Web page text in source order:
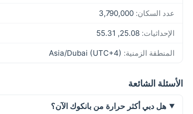
عدد السكان:
الإحداثيات:
المنطقة الزمنية:
الأسئلة الشائعة
هل دبي أكثر حرارة من بانكوك الآن؟